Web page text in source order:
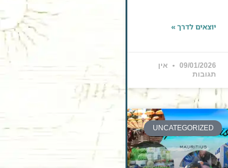
יוצאים לדרך »
09/01/2026
אין
תגובות
UNCATEGORIZED